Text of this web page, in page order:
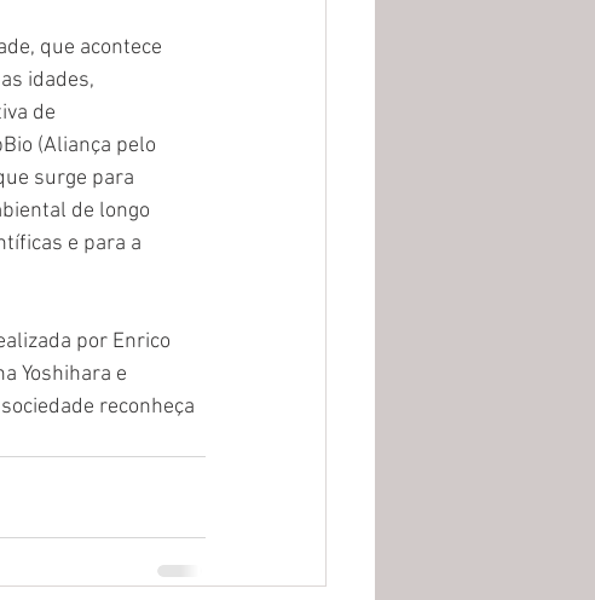
que acontece
idades,
de
(Aliança pelo
surge para
de longo
e para a
por Enrico
Yoshihara e
reconheça